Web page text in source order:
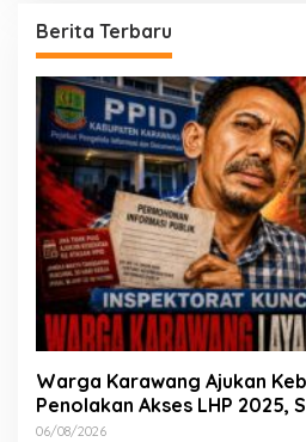
Berita Terbaru
Warga Karawang Ajukan
Penolakan Akses LHP 2025,
Informasi Publik
06/08/2026